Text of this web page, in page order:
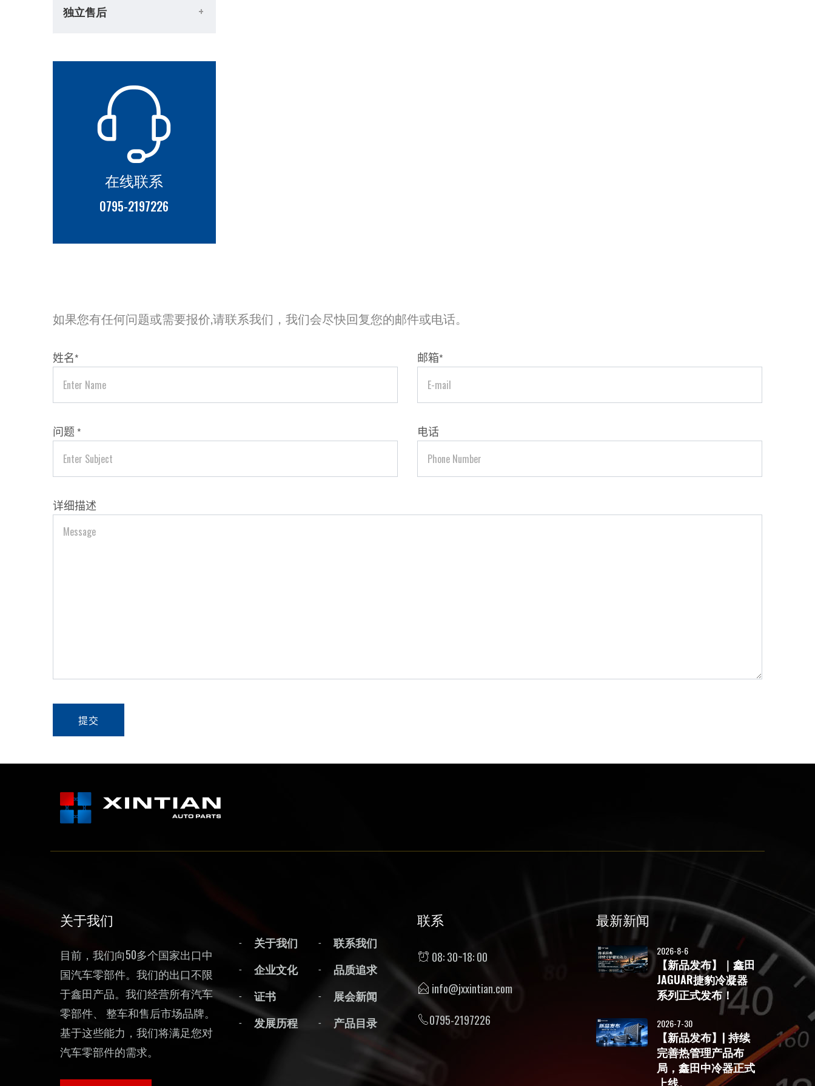
独立售后
在线联系
0795-2197226
如果您有任何问题或需要报价,请联系我们，我们会尽快回复您的邮件或电话。
姓名* 邮箱*
问题 * 电话
详细描述
关于我们
目前，我们向50多个国家出口中
国汽车零部件。我们的出口不限
于鑫田产品。我们经营所有汽车
零部件、 整车和售后市场品牌。
基于这些能力，我们将满足您对
汽车零部件的需求。
关于我们
联系我们
企业文化
品质追求
证书
展会新闻
发展历程
产品目录
联系
08: 30~18: 00
info@jxxintian.com
0795-2197226
最新新闻
2026-8-6
【新品发布】｜鑫田
JAGUAR捷豹冷凝器
系列正式发布！
2026-7-30
【新品发布】| 持续
完善热管理产品布
局，鑫田中冷器正式
上线。